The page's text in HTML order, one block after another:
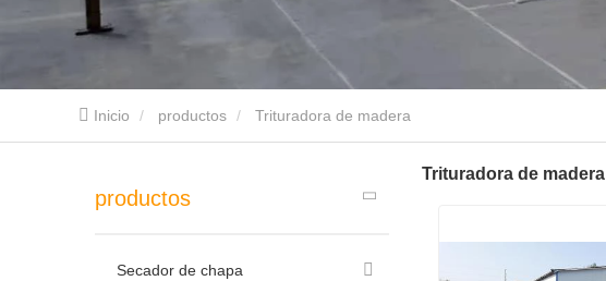
Inicio productos Trituradora de madera
productos
Secador de chapa
Trituradora de madera